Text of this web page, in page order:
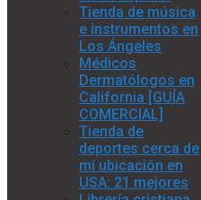
Tienda de música
e instrumentos en
Los Ángeles
Médicos
Dermatólogos en
California [GUÍA
COMERCIAL]
Tienda de
deportes cerca de
mí ubicación en
USA: 21 mejores